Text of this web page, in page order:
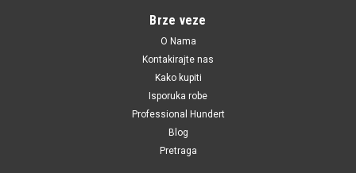
Brze veze
O Nama
Kontakirajte nas
Kako kupiti
Isporuka robe
Professional Hundert
Blog
Pretraga